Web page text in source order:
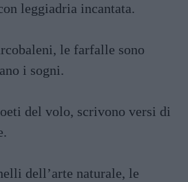
leggiadria incantata.
le farfalle sono
i sogni.
del volo, scrivono versi di
dell’arte naturale, le